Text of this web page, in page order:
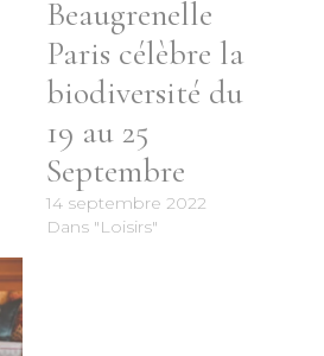
Beaugrenelle
Paris célèbre la
biodiversité du
19 au 25
Septembre
14 septembre 2022
Dans "Loisirs"